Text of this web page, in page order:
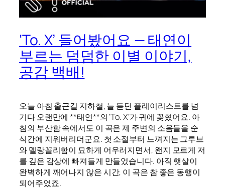
‘To. X’ 들어봤어요 — 태연이
부르는 덤덤한 이별 이야기,
공감 백배!
오늘 아침 출근길 지하철, 늘 듣던 플레이리스트를 넘
기다 오랜만에 **태연**의 ‘To. X’가 귀에 꽂혔어요. 아
침의 부산함 속에서도 이 곡은 제 주변의 소음들을 순
식간에 지워버리더군요. 첫 소절부터 느껴지는 그루브
와 멜랑꼴리함이 묘하게 어우러지면서, 왠지 모르게 저
를 깊은 감상에 빠져들게 만들었습니다. 아직 햇살이
완벽하게 깨어나지 않은 시간, 이 곡은 참 좋은 동행이
되어주었죠.